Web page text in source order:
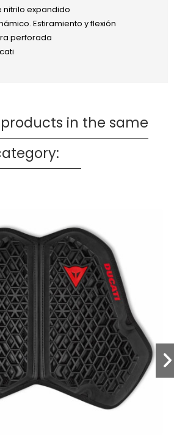
nitrilo expandido
Estiramiento y flexión
perforada
in the same